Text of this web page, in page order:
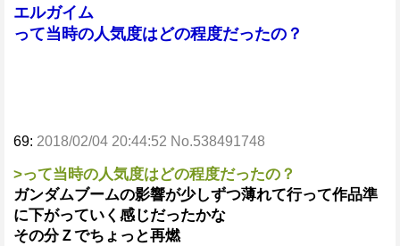
エルガイム
って当時の人気度はどの程度だったの？
69: 2018/02/04 20:44:52 No.538491748
>って当時の人気度はどの程度だったの？
ガンダムブームの影響が少しずつ薄れて行って作品準
に下がっていく感じだったかな
その分Ｚでちょっと再燃